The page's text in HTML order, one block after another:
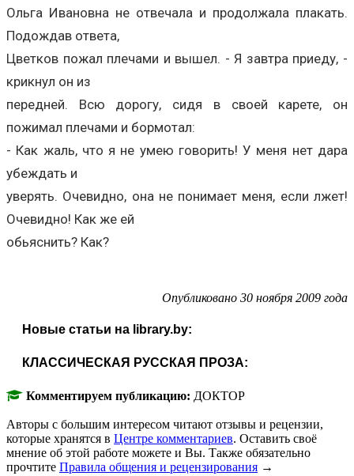
Ольга Ивановна не отвечала и продолжала плакать.
Подождав ответа,
Цветков пожал плечами и вышел. - Я завтра приеду, -
крикнул он из
передней. Всю дорогу, сидя в своей карете, он
пожимал плечами и бормотал:
- Как жаль, что я не умею говорить! У меня нет дара
убеждать и
уверять. Очевидно, она не понимает меня, если лжет!
Очевидно! Как же ей
обьяснить? Как?
Опубликовано 30 ноября 2009 года
Новые статьи на library.by:
КЛАССИЧЕСКАЯ РУССКАЯ ПРОЗА:
Комментируем публикацию: ДОКТОР
Авторы с большим интересом читают отзывы и рецензии,
которые хранятся в Центре комментариев. Оставить своё
мнение об этой работе можете и Вы. Также обязательно
прочтите Правила общения и рецензирования →